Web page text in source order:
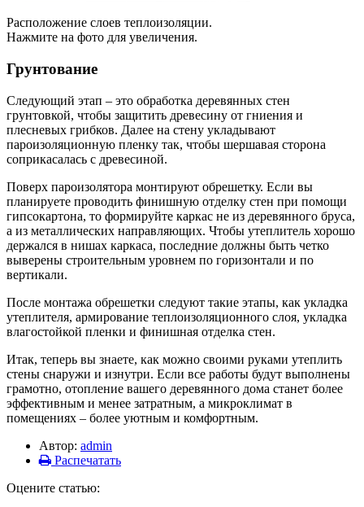
Расположение слоев теплоизоляции.
Нажмите на фото для увеличения.
Грунтование
Следующий этап – это обработка деревянных стен
грунтовкой, чтобы защитить древесину от гниения и
плесневых грибков. Далее на стену укладывают
пароизоляционную пленку так, чтобы шершавая сторона
соприкасалась с древесиной.
Поверх пароизолятора монтируют обрешетку. Если вы
планируете проводить финишную отделку стен при помощи
гипсокартона, то формируйте каркас не из деревянного бруса,
а из металлических направляющих. Чтобы утеплитель хорошо
держался в нишах каркаса, последние должны быть четко
выверены строительным уровнем по горизонтали и по
вертикали.
После монтажа обрешетки следуют такие этапы, как укладка
утеплителя, армирование теплоизоляционного слоя, укладка
влагостойкой пленки и финишная отделка стен.
Итак, теперь вы знаете, как можно своими руками утеплить
стены снаружи и изнутри. Если все работы будут выполнены
грамотно, отопление вашего деревянного дома станет более
эффективным и менее затратным, а микроклимат в
помещениях – более уютным и комфортным.
Автор: admin
Распечатать
Оцените статью: